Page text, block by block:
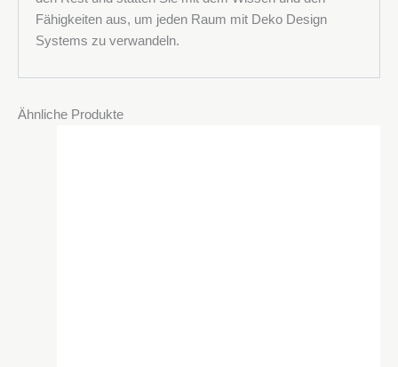
Fähigkeiten aus, um jeden Raum mit Deko Design
Systems zu verwandeln.
Ähnliche Produkte